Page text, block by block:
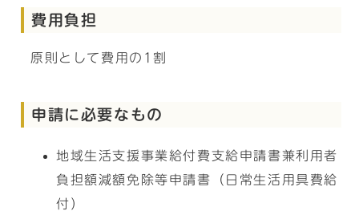
費用負担
原則として費用の1割
申請に必要なもの
地域生活支援事業給付費支給申請書兼利用者
負担額減額免除等申請書（日常生活用具費給
付）